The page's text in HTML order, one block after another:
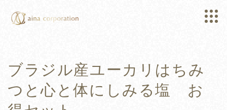
ブラジル産ユーカリはちみ
つと心と体にしみる塩 お